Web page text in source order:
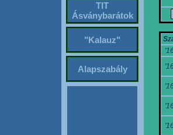
TIT
Ásványbarátok
"Kalauz"
Alapszabály